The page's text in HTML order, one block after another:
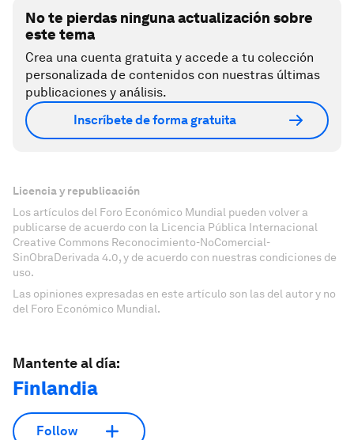
No te pierdas ninguna actualización sobre
este tema
Crea una cuenta gratuita y accede a tu colección
personalizada de contenidos con nuestras últimas
publicaciones y análisis.
Inscríbete de forma gratuita
Licencia y republicación
Los artículos del Foro Económico Mundial pueden volver a
publicarse de acuerdo con la Licencia Pública Internacional
Creative Commons Reconocimiento-NoComercial-
SinObraDerivada 4.0, y de acuerdo con nuestras condiciones de
uso.
Las opiniones expresadas en este artículo son las del autor y no
del Foro Económico Mundial.
Mantente al día:
Finlandia
Follow